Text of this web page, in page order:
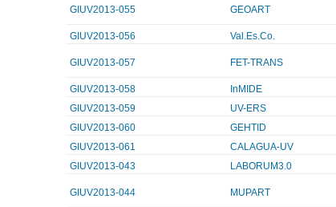
GIUV2013-055 GEOART
GIUV2013-056
Val.Es.Co.
GIUV2013-057 FET-TRANS
GIUV2013-058
InMIDE
GIUV2013-059
UV-ERS
GIUV2013-060
GEHTID
GIUV2013-061
CALAGUA-UV
GIUV2013-043
LABORUM3.0
GIUV2013-044 MUPART